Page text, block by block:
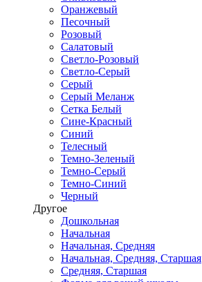
Оранжевый
Песочный
Розовый
Салатовый
Светло-Розовый
Светло-Серый
Серый
Серый Меланж
Сетка Белый
Сине-Красный
Синий
Телесный
Темно-Зеленый
Темно-Серый
Темно-Синий
Черный
Другое
Дошкольная
Начальная
Начальная, Средняя
Начальная, Средняя, Старшая
Средняя, Старшая